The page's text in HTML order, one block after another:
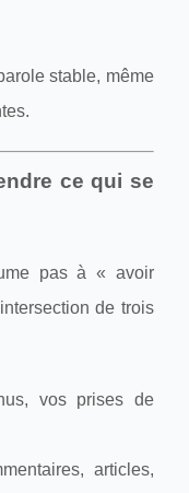
stable, même
ce qui se
pas à « avoir
de trois
vos prises de
articles,